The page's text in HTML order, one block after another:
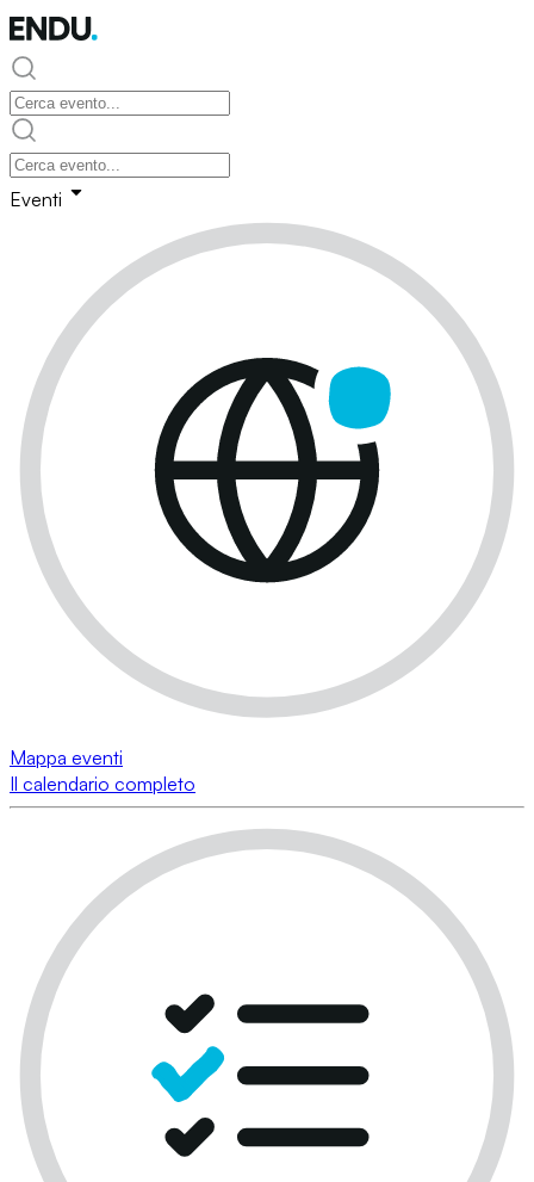
Eventi
Mappa eventi
Il calendario completo